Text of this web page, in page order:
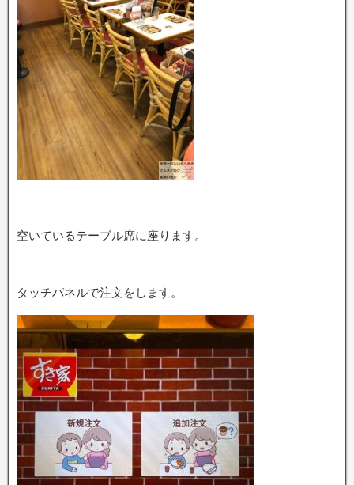
空いているテーブル席に座ります。
タッチパネルで注文をします。